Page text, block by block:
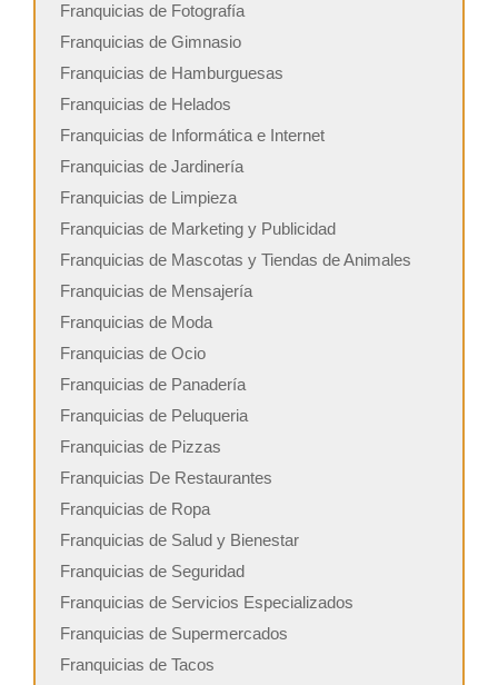
Franquicias de Fotografía
Franquicias de Gimnasio
Franquicias de Hamburguesas
Franquicias de Helados
Franquicias de Informática e Internet
Franquicias de Jardinería
Franquicias de Limpieza
Franquicias de Marketing y Publicidad
Franquicias de Mascotas y Tiendas de Animales
Franquicias de Mensajería
Franquicias de Moda
Franquicias de Ocio
Franquicias de Panadería
Franquicias de Peluqueria
Franquicias de Pizzas
Franquicias De Restaurantes
Franquicias de Ropa
Franquicias de Salud y Bienestar
Franquicias de Seguridad
Franquicias de Servicios Especializados
Franquicias de Supermercados
Franquicias de Tacos